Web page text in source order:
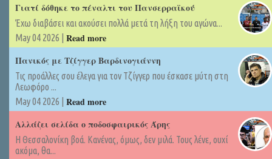
Γιατί δόθηκε το πέναλτι του Πανσερραϊκού
Έχω διαβάσει και ακούσει πολλά μετά τη λήξη του αγώνα...
May 04 2026 | Read more
Πανικός με Τζίγγερ Βαρδινογιάννη
Τις προάλλες σου έλεγα για τον Τζίγγερ που έσκασε μύτη στη
Λεωφόρο ...
May 04 2026 | Read more
Αλλάζει σελίδα ο ποδοσφαιρικός Άρης
Η Θεσσαλονίκη βοά. Κανένας, όμως, δεν μιλά. Τους λένε, ουχί
ακόμα, θα...